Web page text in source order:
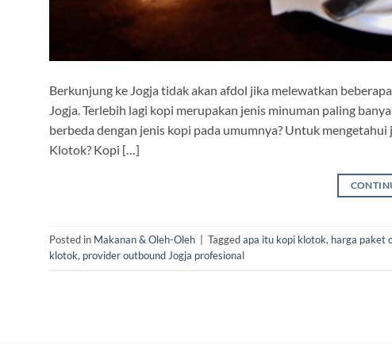
Berkunjung ke Jogja tidak akan afdol jika melewatkan
Jogja. Terlebih lagi kopi merupakan jenis minuman paling
berbeda dengan jenis kopi pada umumnya? Untuk
Klotok? Kopi […]
Posted in Makanan & Oleh-Oleh Taggedapa itu kopi klotok, harga paket
klotok, provider outbound Jogja profesional